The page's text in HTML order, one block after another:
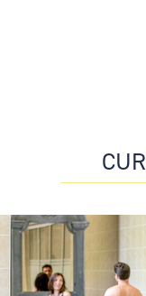
Buy Hacklink
Hacklink